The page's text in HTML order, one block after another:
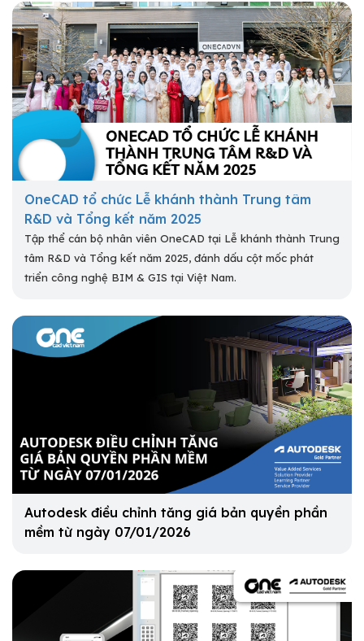
OneCAD tổ chức Lễ khánh thành Trung tâm
R&D và Tổng kết năm 2025
Tập thể cán bộ nhân viên OneCAD tại Lễ khánh thành Trung
tâm R&D và Tổng kết năm 2025, đánh dấu cột mốc phát
triển công nghệ BIM & GIS tại Việt Nam.
Autodesk điều chỉnh tăng giá bản quyền phần
mềm từ ngày 07/01/2026